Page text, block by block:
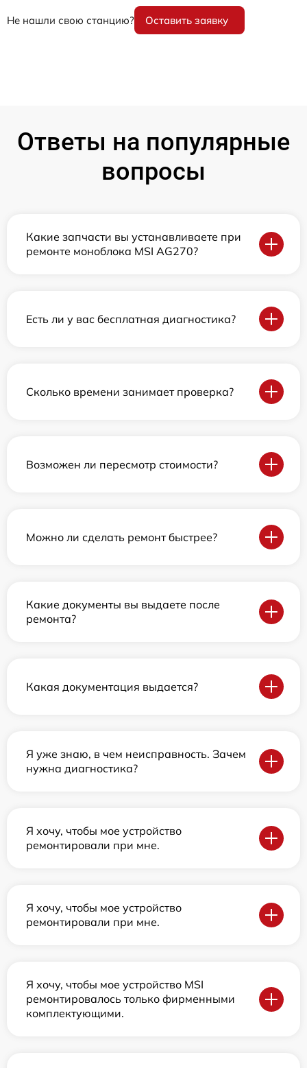
Не нашли свою станцию? Оставить заявку
Ответы на популярные
вопросы
Какие запчасти вы устанавливаете при
ремонте моноблока MSI AG270?
Есть ли у вас бесплатная диагностика?
Сколько времени занимает проверка?
Возможен ли пересмотр стоимости?
Можно ли сделать ремонт быстрее?
Какие документы вы выдаете после
ремонта?
Какая документация выдается?
Я уже знаю, в чем неисправность. Зачем
нужна диагностика?
Я хочу, чтобы мое устройство
ремонтировали при мне.
Я хочу, чтобы мое устройство
ремонтировали при мне.
Я хочу, чтобы мое устройство MSI
ремонтировалось только фирменными
комплектующими.